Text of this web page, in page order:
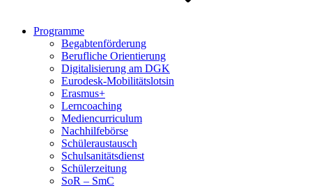
Programme
Begabtenförderung
Berufliche Orientierung
Digitalisierung am DGK
Eurodesk-Mobilitätslotsin
Erasmus+
Lerncoaching
Mediencurriculum
Nachhilfebörse
Schüleraustausch
Schulsanitätsdienst
Schülerzeitung
SoR – SmC